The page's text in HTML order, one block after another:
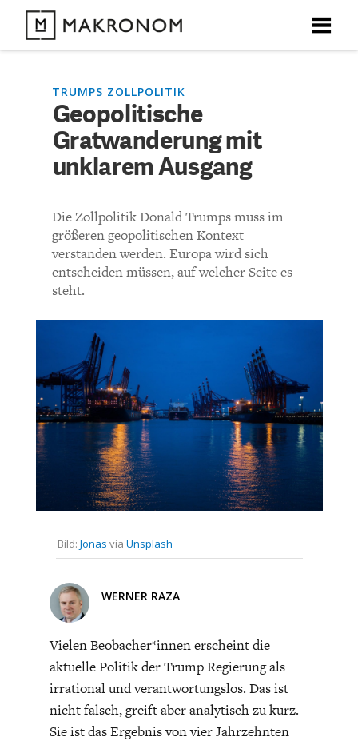
X
DEBATTEN
ARTIKEL
FEATURES
THEMEN
NEWSLETTER
ÜBER UNS
ABO/LOGIN
X
neuesten Beiträge.
X
ECONOMISTS FOR FUTURE
X
DEUTSCHLAND
TRUMPS ZOLLPOLITIK
Geopolitische
Gratwanderung mit
unklarem Ausgang
Die Zollpolitik Donald Trumps muss im
größeren geopolitischen Kontext
verstanden werden. Europa wird sich
entscheiden müssen, auf welcher Seite es
steht.
Bild: Jonas via Unsplash
WERNER RAZA
Vielen Beobacher*innen erscheint die
aktuelle Politik der Trump Regierung als
irrational und verantwortungslos. Das ist
nicht falsch, greift aber analytisch zu kurz.
Sie ist das Ergebnis von vier Jahrzehnten
X
KOMMENTARE ZU
Geopolitische
Gratwanderung mit
KOMMENTIEREN (VIA EMAIL)
Richtlinien
Bisher noch kein Kommentar.